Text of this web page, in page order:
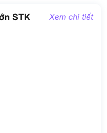
STK Xem chi tiết